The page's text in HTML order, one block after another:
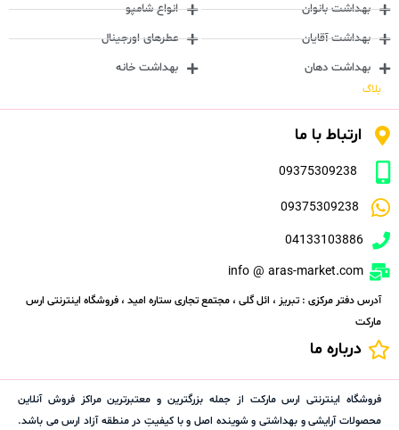
بهداشت بانوان
بهداشت آقایان
بهداشت دهان
انواع شامپو
عطرهای اورجینال
بهداشت خانه
بلاگ
ارتباط با ما
09375309238
09375309238
04133103886
info @ aras-market.com
آدرس دفتر مرکزی : تبریز ، ائل گلی ، مجتمع تجاری ستاره امید ، فروشگاه اینترنتی ارس
مارکت
درباره ما
فروشگاه اینترنتی ارس مارکت از جمله بزرگترین و معتبرترین مراکز فروش آنلاین
محصولات آرایشی و بهداشتی و شوینده اصل و با کیفیتِ در منطقه آزاد ارس می باشد.